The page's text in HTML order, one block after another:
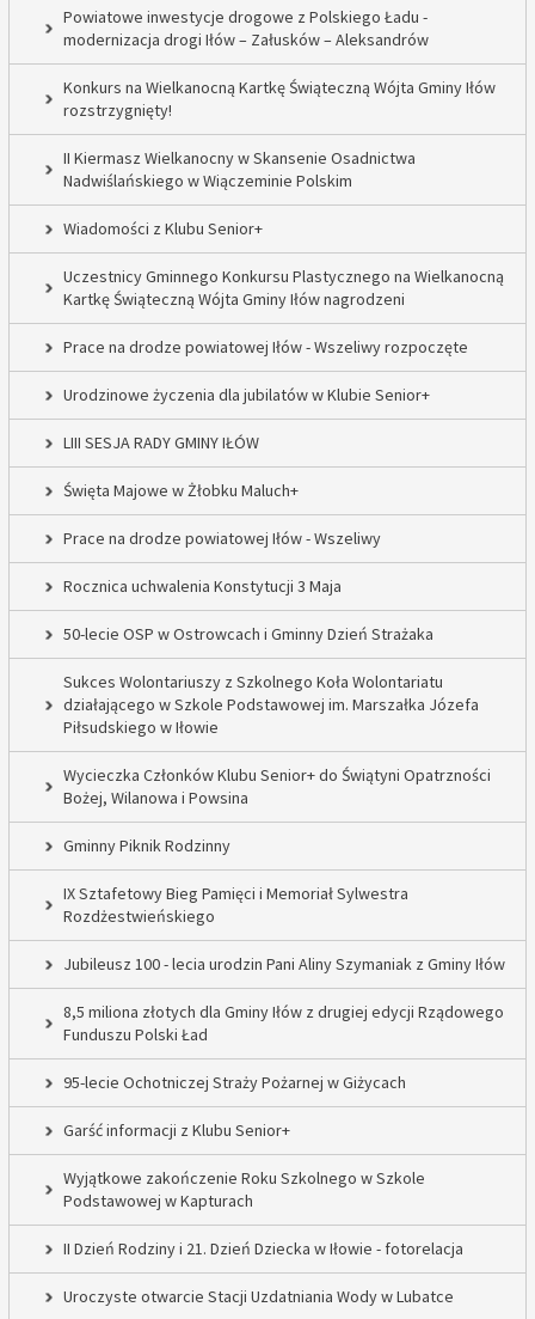
Powiatowe inwestycje drogowe z Polskiego Ładu -
modernizacja drogi Iłów – Załusków – Aleksandrów
Konkurs na Wielkanocną Kartkę Świąteczną Wójta Gminy Iłów
rozstrzygnięty!
II Kiermasz Wielkanocny w Skansenie Osadnictwa
Nadwiślańskiego w Wiączeminie Polskim
Wiadomości z Klubu Senior+
Uczestnicy Gminnego Konkursu Plastycznego na Wielkanocną
Kartkę Świąteczną Wójta Gminy Iłów nagrodzeni
Prace na drodze powiatowej Iłów - Wszeliwy rozpoczęte
Urodzinowe życzenia dla jubilatów w Klubie Senior+
LIII SESJA RADY GMINY IŁÓW
Święta Majowe w Żłobku Maluch+
Prace na drodze powiatowej Iłów - Wszeliwy
Rocznica uchwalenia Konstytucji 3 Maja
50-lecie OSP w Ostrowcach i Gminny Dzień Strażaka
Sukces Wolontariuszy z Szkolnego Koła Wolontariatu
działającego w Szkole Podstawowej im. Marszałka Józefa
Piłsudskiego w Iłowie
Wycieczka Członków Klubu Senior+ do Świątyni Opatrzności
Bożej, Wilanowa i Powsina
Gminny Piknik Rodzinny
IX Sztafetowy Bieg Pamięci i Memoriał Sylwestra
Rozdżestwieńskiego
Jubileusz 100 - lecia urodzin Pani Aliny Szymaniak z Gminy Iłów
8,5 miliona złotych dla Gminy Iłów z drugiej edycji Rządowego
Funduszu Polski Ład
95-lecie Ochotniczej Straży Pożarnej w Giżycach
Garść informacji z Klubu Senior+
Wyjątkowe zakończenie Roku Szkolnego w Szkole
Podstawowej w Kapturach
II Dzień Rodziny i 21. Dzień Dziecka w Iłowie - fotorelacja
Uroczyste otwarcie Stacji Uzdatniania Wody w Lubatce